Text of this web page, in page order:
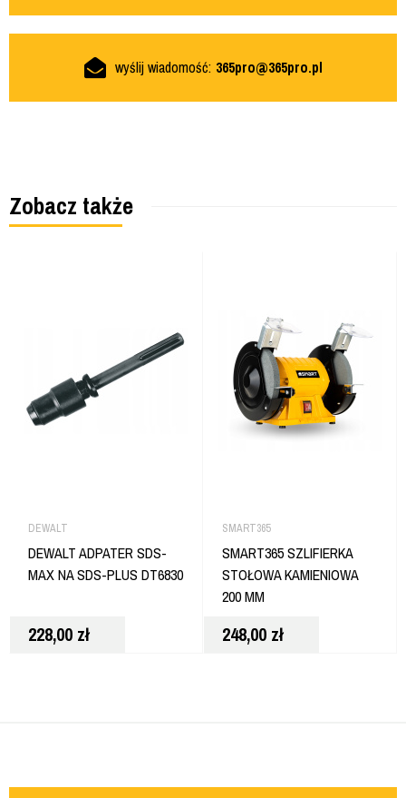
wyślij wiadomość: 365pro@365pro.pl
Zobacz także
DEWALT
DEWALT ADPATER SDS-
MAX NA SDS-PLUS DT6830
228,00 zł
SMART365
SMART365 SZLIFIERKA
STOŁOWA KAMIENIOWA
200 MM
248,00 zł